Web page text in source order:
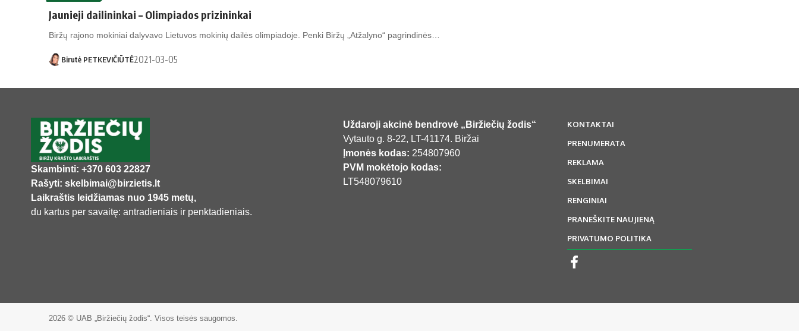
Jaunieji dailininkai – Olimpiados prizininkai
Biržų rajono mokiniai dalyvavo Lietuvos mokinių dailės olimpiadoje. Penki Biržų „Atžalyno“ pagrindinės…
Birutė PETKEVIČIŪTĖ2021-03-05
Skambinti: +370 603 22827
Rašyti: skelbimai@birzietis.lt
Laikraštis leidžiamas nuo 1945 metų,
du kartus per savaitę: antradieniais ir penktadieniais.
Uždaroji akcinė bendrovė „Biržiečių žodis“
Vytauto g. 8-22, LT-41174. Biržai
Įmonės kodas: 254807960
PVM mokėtojo kodas:
LT548079610
KONTAKTAI
PRENUMERATA
REKLAMA
SKELBIMAI
RENGINIAI
PRANEŠKITE NAUJIENĄ
PRIVATUMO POLITIKA
2026 © UAB „Biržiečių žodis“. Visos teisės saugomos.